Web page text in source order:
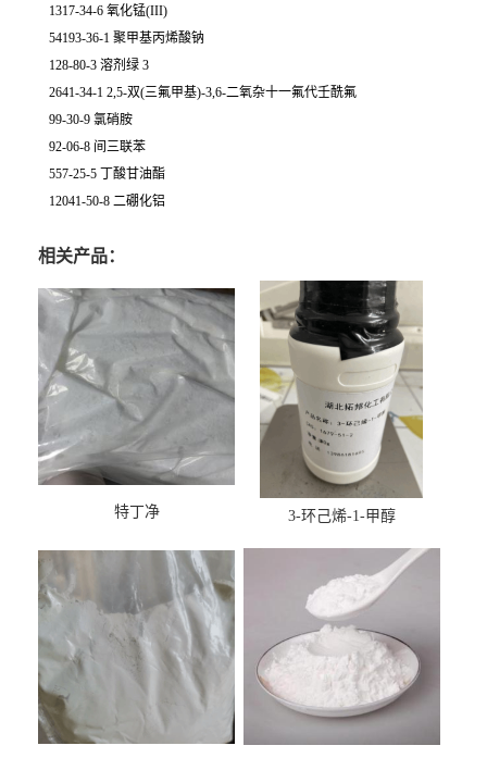
1317-34-6 氧化锰(III)
54193-36-1 聚甲基丙烯酸钠
128-80-3 溶剂绿 3
2641-34-1 2,5-双(三氟甲基)-3,6-二氧杂十一氟代壬酰氟
99-30-9 氯硝胺
92-06-8 间三联苯
557-25-5 丁酸甘油酯
12041-50-8 二硼化铝
相关产品：
特丁净 3-环己烯-1-甲醇